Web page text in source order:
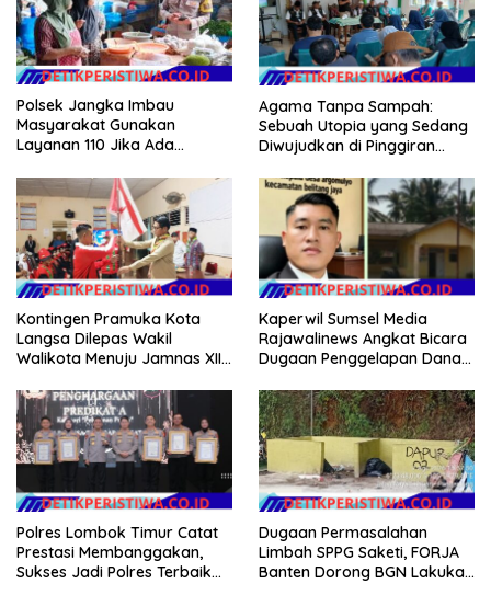
Polsek Jangka Imbau
Masyarakat Gunakan
Layanan 110 Jika Ada
Agama Tanpa Sampah:
Sebuah Utopia yang Sedang
Diwujudkan di Pinggiran
Kontingen Pramuka Kota
Langsa Dilepas Wakil
Walikota Menuju Jamnas XII
Kaperwil Sumsel Media
Rajawalinews Angkat Bicara
Dugaan Penggelapan Dana
Argomulyo Belitang Jaya
Hilang 3 Bulan Bawa
Anggaran Pembangunan
Polres Lombok Timur Catat
Prestasi Membanggakan,
Sukses Jadi Polres Terbaik
Dugaan Permasalahan
Limbah SPPG Saketi, FORJA
Banten Dorong BGN Lakukan